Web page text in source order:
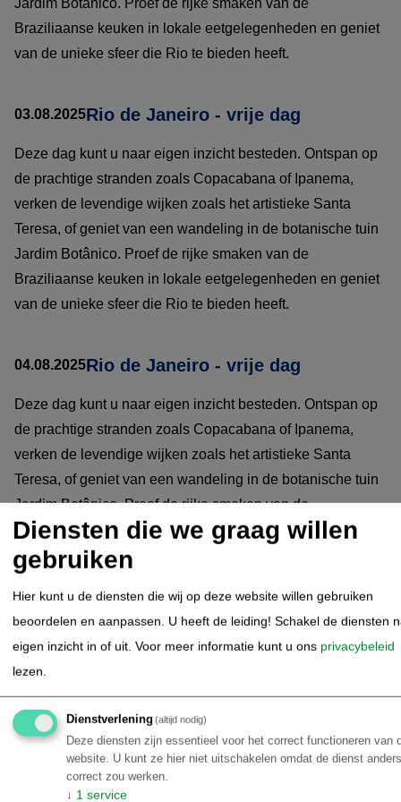
Jardim Botânico. Proef de rijke smaken van de
Braziliaanse keuken in lokale eetgelegenheden en geniet
van de unieke sfeer die Rio te bieden heeft.
03.08.2025Rio de Janeiro - vrije dag
Deze dag kunt u naar eigen inzicht besteden. Ontspan op
de prachtige stranden zoals Copacabana of Ipanema,
verken de levendige wijken zoals het artistieke Santa
Teresa, of geniet van een wandeling in de botanische tuin
Jardim Botânico. Proef de rijke smaken van de
Braziliaanse keuken in lokale eetgelegenheden en geniet
van de unieke sfeer die Rio te bieden heeft.
04.08.2025Rio de Janeiro - vrije dag
Deze dag kunt u naar eigen inzicht besteden. Ontspan op
de prachtige stranden zoals Copacabana of Ipanema,
verken de levendige wijken zoals het artistieke Santa
Teresa, of geniet van een wandeling in de botanische tuin
Jardim Botânico. Proef de rijke smaken van de
Braziliaanse keuken in lokale eetgelegenheden en geniet
van de unieke sfeer die Rio te bieden heeft.
05.08.2025Rio de Janeiro - Manaus hotel
Vandaag eindigt het arrangement in Rio de Janeiro. U
wordt opgehaald bij het hotel en naar de luchthaven
Manaus. Na aankomst wordt u verwelkomd op de
luchthaven en naar het hotel gebracht met een privé
transfer.
Diensten die we graag willen
gebruiken
Hier kunt u de diensten die wij op deze website willen gebruiken
beoordelen en aanpassen. U heeft de leiding! Schakel de diensten
eigen inzicht in of uit. Voor meer informatie kunt u ons privacybeleid
lezen.
Dienstverlening(altijd nodig)
Deze diensten zijn essentieel voor het correct functioneren van
website. U kunt ze hier niet uitschakelen omdat de dienst
correct zou werken.
↓ 1 service